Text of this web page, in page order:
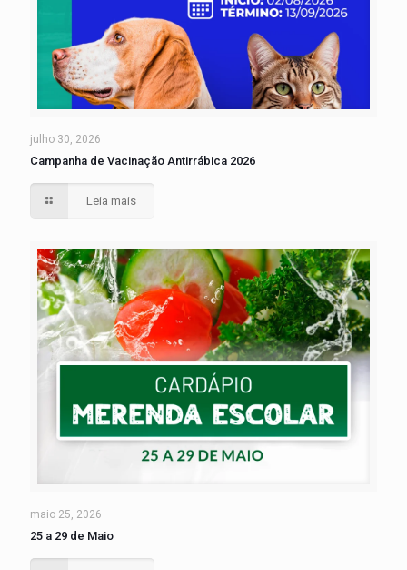
julho 30, 2026
Campanha de Vacinação Antirrábica 2026
Leia mais
maio 25, 2026
25 a 29 de Maio